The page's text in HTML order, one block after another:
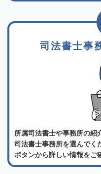
司法書士事
所属司法書士や事務所の紹
司法書士事務所を選んでく
ボタンから詳しい情報をご